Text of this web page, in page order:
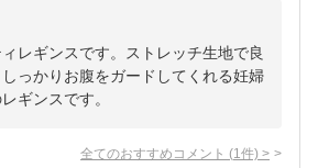
レギンスです。ストレッチ生地で良
っかりお腹をガードしてくれる妊婦
ギンスです。
全てのおすすめコメント (1 件) >